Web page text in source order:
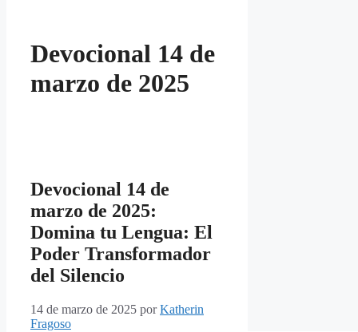
Devocional 14 de
marzo de 2025
Devocional 14 de
marzo de 2025:
Domina tu Lengua: El
Poder Transformador
del Silencio
14 de marzo de 2025 porKatherin
Fragoso